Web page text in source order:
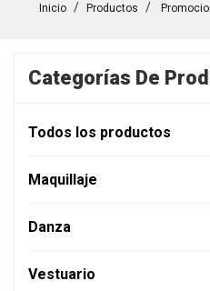
Inicio Productos
Categorías De
Todos los productos
Maquillaje
Danza
Vestuario